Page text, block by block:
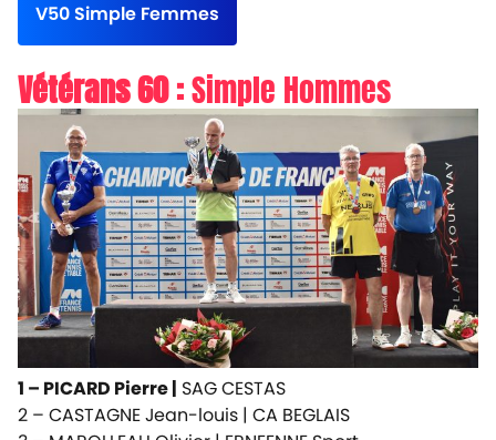
V50 Simple Femmes
Vétérans 60 :Simple Hommes
1 – PICARD Pierre | SAG CESTAS
2 – CASTAGNE Jean-louis | CA BEGLAIS